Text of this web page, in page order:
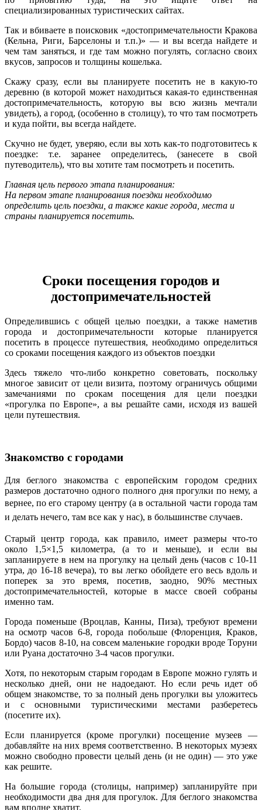
специализированных туристических сайтах.
Так и вбиваете в поисковик «достопримечательности Кракова
(Кельна, Риги, Барселоны и т.п.)» — и вы всегда найдете и
чем там заняться, и где там можно погулять, согласно своих
вкусов, запросов и толщины кошелька.
Скажу сразу, если вы планируете посетить не в какую-то
деревню (в которой может находиться какая-то единственная
достопримечательность, которую вы всю жизнь мечтали
увидеть), а город, (особенно в столицу), то что там посмотреть
и куда пойти, вы всегда найдете.
Скучно не будет, уверяю, если вы хоть как-то подготовитесь к
поездке: т.е. заранее определитесь, (занесете в свой
путеводитель), что вы хотите там посмотреть и посетить.
Главная цель первого этапа планирования:
На первом этапе планирования поездки необходимо
определить цель поездки, а также какие города, места и
страны планируется посетить.
Сроки посещения городов и
достопримечательностей
Определившись с общей целью поездки, а также наметив
города и достопримечательности которые планируется
посетить в процессе путешествия, необходимо определиться
со сроками посещения каждого из объектов поездки
Здесь тяжело что-либо конкретно советовать, поскольку
многое зависит от цели визита, поэтому ограничусь общими
замечаниями по срокам посещения для цели поездки
«прогулка по Европе», а вы решайте сами, исходя из вашей
цели путешествия.
Знакомство с городами
Для беглого знакомства с европейским городом средних
размеров достаточно одного полного дня прогулки по нему, а
вернее, по его старому центру (а в остальной части города там
и делать нечего, там все как у нас), в большинстве случаев.
Старый центр города, как правило, имеет размеры что-то
около 1,5×1,5 километра, (а то и меньше), и если вы
запланируете в нем на прогулку на целый день (часов с 10-11
утра, до 16-18 вечера), то вы легко обойдете его весь вдоль и
поперек за это время, посетив, заодно, 90% местных
достопримечательностей, которые в массе своей собраны
именно там.
Города поменьше (Вроцлав, Канны, Пиза), требуют времени
на осмотр часов 6-8, города побольше (Флоренция, Краков,
Бордо) часов 8-10, на совсем маленькие городки вроде Торуни
или Руана достаточно 3-4 часов прогулки.
Хотя, по некоторым старым городам в Европе можно гулять и
несколько дней, они не надоедают. Но если речь идет об
общем знакомстве, то за полный день прогулки вы уложитесь
и с основными туристическими местами разберетесь
(посетите их).
Если планируется (кроме прогулки) посещение музеев —
добавляйте на них время соответственно. В некоторых музеях
можно свободно провести целый день (и не один) — это уже
как решите.
На большие города (столицы, например) запланируйте при
необходимости два дня для прогулок. Для беглого знакомства
вам вполне хватит.